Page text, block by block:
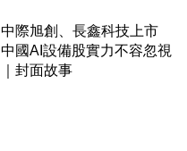
中際旭創、長鑫科技上市
中國AI設備股實力不容忽視
｜封面故事